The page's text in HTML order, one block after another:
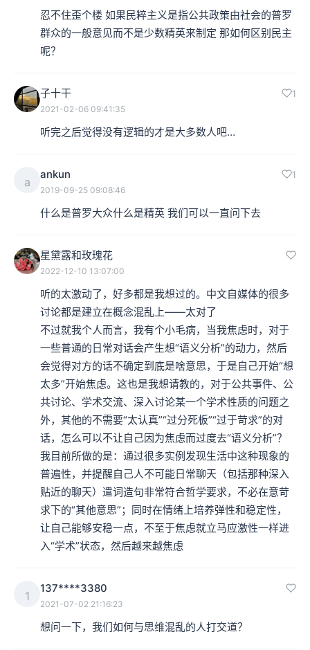
忍不住歪个楼 如果民粹主义是指公共政策由社会的普罗
群众的一般意见而不是少数精英来制定 那如何区别民主
呢？
子十干 1
2021-02-06 09:41:35
听完之后觉得没有逻辑的才是大多数人吧…
a
ankun 1
2019-09-25 09:08:46
什么是普罗大众什么是精英 我们可以一直问下去
星黛露和玫瑰花
2022-12-10 13:07:00
听的太激动了，好多都是我想过的。中文自媒体的很多
讨论都是建立在概念混乱上——太对了
不过就我个人而言，我有个小毛病，当我焦虑时，对于
一些普通的日常对话会产生想“语义分析”的动力，然后
会觉得对方的话不确定到底是啥意思，于是自己开始“想
太多”开始焦虑。这也是我想请教的，对于公共事件、公
共讨论、学术交流、深入讨论某一个学术性质的问题之
外，其他的不需要“太认真”“过分死板”“过于苛求”的对
话，怎么可以不让自己因为焦虑而过度去“语义分析”？
我目前所做的是：通过很多实例发现生活中这种现象的
普遍性，并提醒自己人不可能日常聊天（包括那种深入
贴近的聊天）遣词造句非常符合哲学要求，不必在意苛
求下的“其他意思”；同时在情绪上培养弹性和稳定性，
让自己能够安稳一点，不至于焦虑就立马应激性一样进
入“学术”状态，然后越来越焦虑
1
137****3380
2021-07-02 21:16:23
想问一下，我们如何与思维混乱的人打交道？